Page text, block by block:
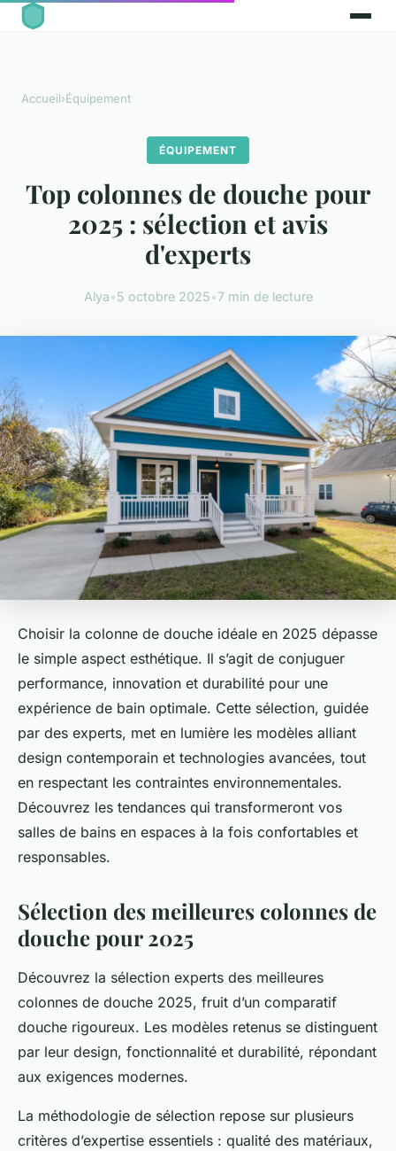
Accueil›Équipement
ÉQUIPEMENT
Top colonnes de douche pour
2025 : sélection et avis
d'experts
Alya•5 octobre 2025•7 min de lecture
Choisir la colonne de douche idéale en 2025 dépasse
le simple aspect esthétique. Il s’agit de conjuguer
performance, innovation et durabilité pour une
expérience de bain optimale. Cette sélection, guidée
par des experts, met en lumière les modèles alliant
design contemporain et technologies avancées, tout
en respectant les contraintes environnementales.
Découvrez les tendances qui transformeront vos
salles de bains en espaces à la fois confortables et
responsables.
Sélection des meilleures colonnes de
douche pour 2025
Découvrez la sélection experts des meilleures
colonnes de douche 2025, fruit d’un comparatif
douche rigoureux. Les modèles retenus se distinguent
par leur design, fonctionnalité et durabilité, répondant
aux exigences modernes.
La méthodologie de sélection repose sur plusieurs
critères d’expertise essentiels : qualité des matériaux,